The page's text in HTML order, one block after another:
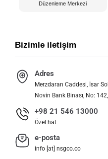
Düzenleme Merkezi
Bizimle iletişim
Adres
Merzdaran Caddesi, İsar
Novin Bank Binası, No:
+98 21 546 13000
Özel hat
e-posta
info [at] nsgco.co